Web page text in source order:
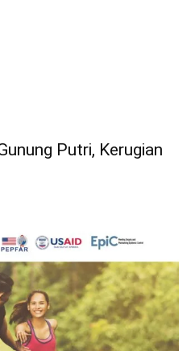
Putri, Kerugian